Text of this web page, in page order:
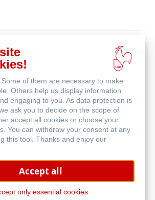
of them are necessary to make
Others help us display information
engaging to you. As data protection is
ask you to decide on the scope of
accept all cookies or choose your
You can withdraw your consent at any
this tool. Thanks and enjoy our
Accept all
only essential cookies